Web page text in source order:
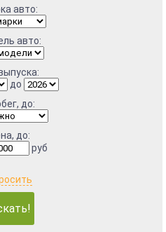
авто:
авто:
до
до:
до:
руб